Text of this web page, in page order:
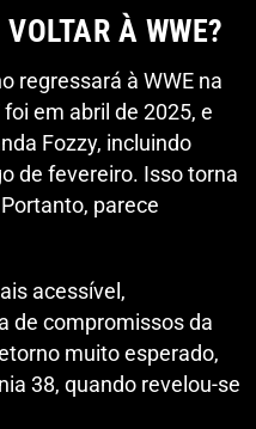
À WWE?
regressará à WWE na
em abril de 2025, e
Fozzy, incluindo
de fevereiro. Isso torna
parece
acessível,
de compromissos da
muito esperado,
38, quando revelou-se